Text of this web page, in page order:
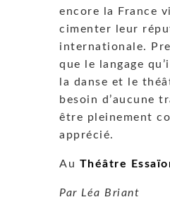
encore la France
cimenter leur
internationale.
que le langage
la danse et le
besoin d’aucune
être pleinement
apprécié.
Au Théâtre
Par Léa Briant